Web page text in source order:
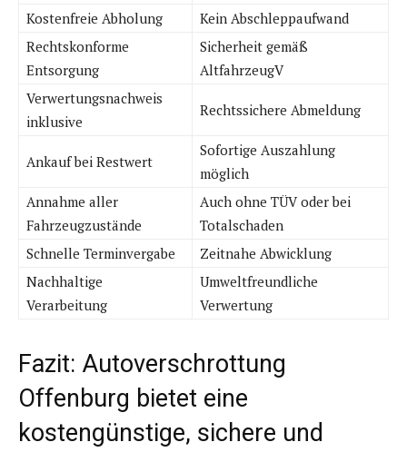
Kostenfreie Abholung
Kein Abschleppaufwand
Rechtskonforme
Entsorgung
Sicherheit gemäß
AltfahrzeugV
Verwertungsnachweis
inklusive
Rechtssichere Abmeldung
Ankauf bei Restwert
Sofortige Auszahlung
möglich
Annahme aller
Fahrzeugzustände
Auch ohne TÜV oder bei
Totalschaden
Schnelle Terminvergabe
Zeitnahe Abwicklung
Nachhaltige
Verarbeitung
Umweltfreundliche
Verwertung
Fazit: Autoverschrottung
Offenburg bietet eine
kostengünstige, sichere und